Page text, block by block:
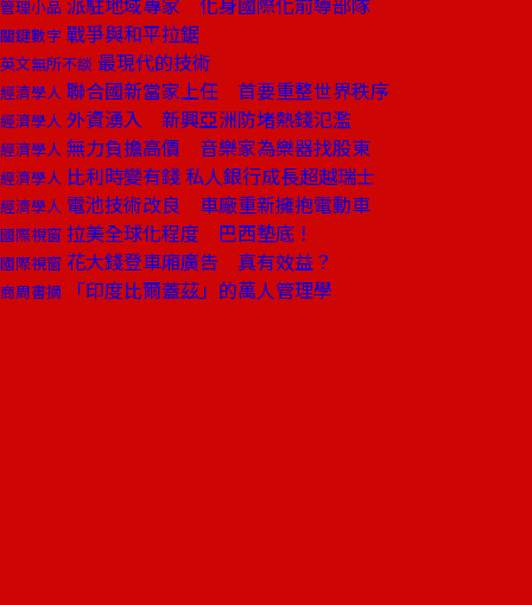
管理小品
關鍵數字 戰爭與和平拉鋸
英文無所不談 最現代的技術
經濟學人 聯合國新當家上任 首要重整世界秩序
經濟學人 外資湧入 新興亞洲防堵熱錢氾濫
經濟學人 無力負擔高價 音樂家為樂器找股東
經濟學人 比利時變有錢 私人銀行成長超越瑞士
經濟學人 電池技術改良 車廠重新擁抱電動車
國際視窗 拉美全球化程度 巴西墊底！
國際視窗 花大錢登車廂廣告 真有效益？
商周書摘 「印度比爾蓋茲」的萬人管理學